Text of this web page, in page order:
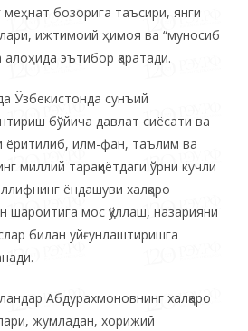
меҳнат бозорига таъсири, янги
ижтимоий ҳимоя ва “муносиб
эътибор қаратади.
Ўзбекистонда сунъий
бўйича давлат сиёсати ва
ёритилиб, илм-фан, таълим ва
миллий тараққиётдаги ўрни кучли
ёндашуви халқаро
шароитига мос қўллаш, назарияни
билан уйғунлаштиришга
Абдурахмоновнинг халқаро
жумладан, хорижий